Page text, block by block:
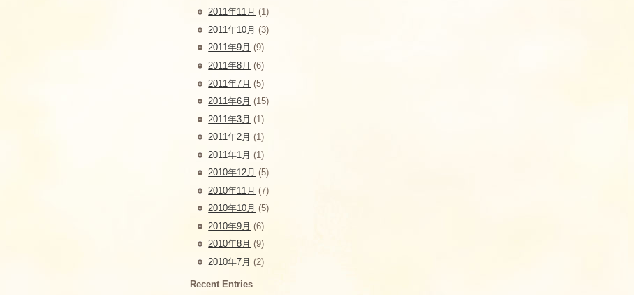
2011年11月 (1)
2011年10月 (3)
2011年9月 (9)
2011年8月 (6)
2011年7月 (5)
2011年6月 (15)
2011年3月 (1)
2011年2月 (1)
2011年1月 (1)
2010年12月 (5)
2010年11月 (7)
2010年10月 (5)
2010年9月 (6)
2010年8月 (9)
2010年7月 (2)
Recent Entries